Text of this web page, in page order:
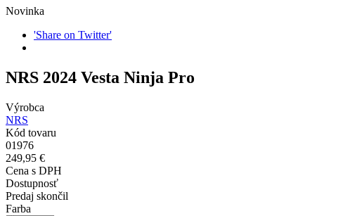
Novinka
'Share on Twitter'
NRS 2024 Vesta Ninja Pro
Výrobca
NRS
Kód tovaru
01976
249,95 €
Cena s DPH
Dostupnosť
Predaj skončil
Farba